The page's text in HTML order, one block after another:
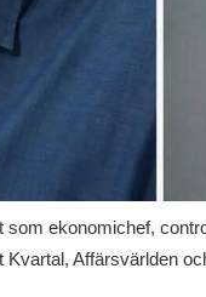
ekonomichef,
Affärsvärlden